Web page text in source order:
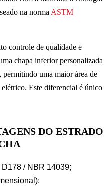
na norma ASTM
controle de qualidade e
chapa inferior personalizada
permitindo uma maior área de
Este diferencial é único
DO ESTRADO
/ NBR 14039;